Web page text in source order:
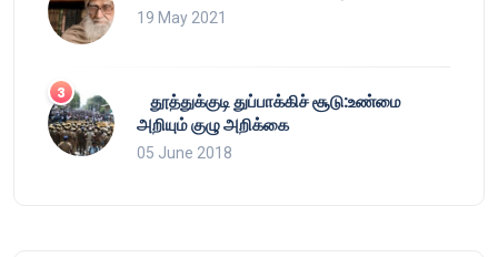
19 May 2021
தூத்துக்குடி துப்பாக்கிச் சூடு:உண்மை
அறியும் குழு அறிக்கை
05 June 2018